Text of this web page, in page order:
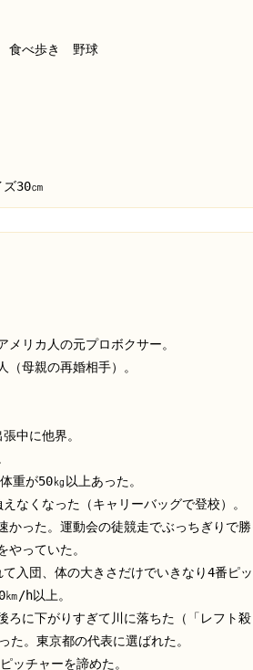
食べ歩き　野球
30㎝
メリカ人の元プロボクサー。
（母親の再婚相手）。
中に他界。
重が50㎏以上あった。
なくなった（キャリーバッグで登校）。
かった。運動会の徒競走でぶっちぎりで勝
やっていた。
入団、体の大きさだけでいきなり4番ピッ
/h以上。
に下がりすぎて川に落ちた（「レフト殺
た。東京都の代表に選ばれた。